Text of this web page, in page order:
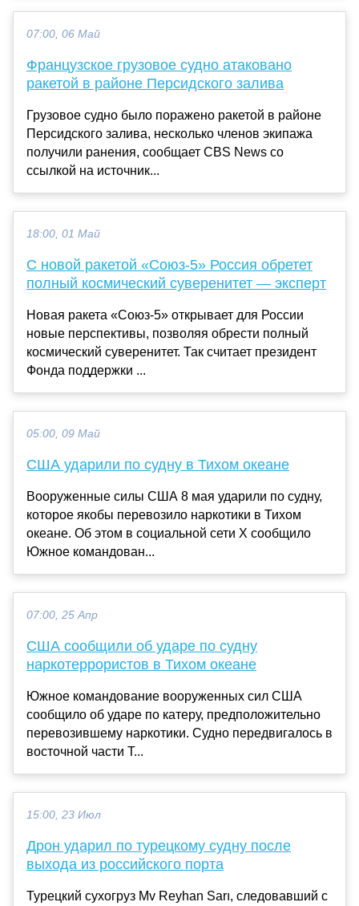
07:00, 06 Май
Французское грузовое судно атаковано
ракетой в районе Персидского залива
Грузовое судно было поражено ракетой в районе
Персидского залива, несколько членов экипажа
получили ранения, сообщает CBS News со
ссылкой на источник...
18:00, 01 Май
С новой ракетой «Союз-5» Россия обретет
полный космический суверенитет — эксперт
Новая ракета «Союз-5» открывает для России
новые перспективы, позволяя обрести полный
космический суверенитет. Так считает президент
Фонда поддержки ...
05:00, 09 Май
США ударили по судну в Тихом океане
Вооруженные силы США 8 мая ударили по судну,
которое якобы перевозило наркотики в Тихом
океане. Об этом в социальной сети Х сообщило
Южное командован...
07:00, 25 Апр
США сообщили об ударе по судну
наркотеррористов в Тихом океане
Южное командование вооруженных сил США
сообщило об ударе по катеру, предположительно
перевозившему наркотики. Судно передвигалось в
восточной части Т...
15:00, 23 Июл
Дрон ударил по турецкому судну после
выхода из российского порта
Турецкий сухогруз Mv Reyhan Sarı, следовавший с